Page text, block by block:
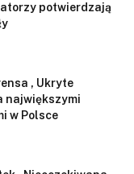
potwierdzają
, Ukryte
największymi
w Polsce